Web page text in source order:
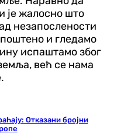
је жалосно што
незапослености
и гледамо
испаштамо због
већ се нама
Отказани бројни